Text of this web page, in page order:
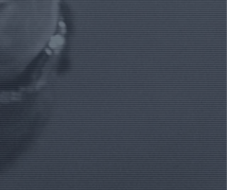
de votre projet et options.
((4)) Ajoutez d'autres OPTIONS
éventuelles via notre menu de
navigation, et ajoutez-les
succèssivement à votre panier.
.
((HELP)) Besoin d'aide ?
nous au
Whatsapp.